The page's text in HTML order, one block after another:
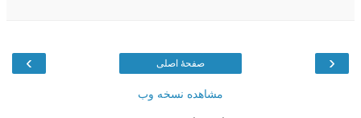
‹
› صفحهٔ اصلی
مشاهده نسخه وب